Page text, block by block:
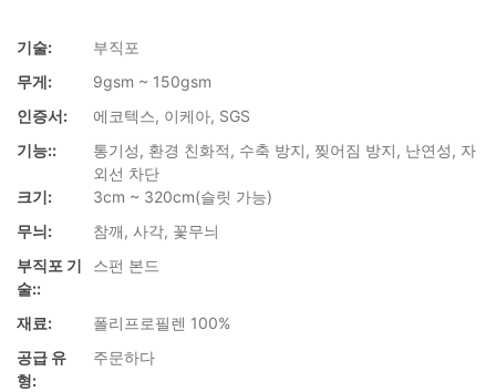
기술:
부직포
무게:
9gsm ~ 150gsm
인증서:
에코텍스, 이케아, SGS
기능::
통기성, 환경 친화적, 수축 방지, 찢어짐 방지, 난연성, 자
외선 차단
크기:
3cm ~ 320cm(슬릿 가능)
무늬:
참깨, 사각, 꽃무늬
부직포 기
술::
스펀 본드
재료:
폴리프로필렌 100%
공급 유
형:
주문하다